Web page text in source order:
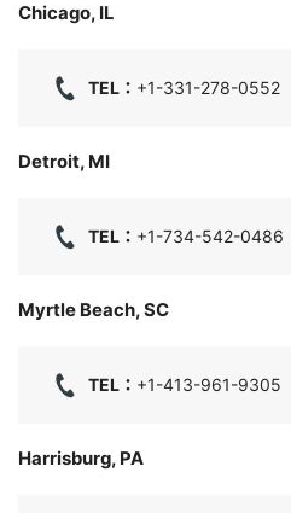
Chicago, IL
TEL： +1-331-278-0552
Detroit, MI
TEL： +1-734-542-0486
Myrtle Beach, SC
TEL： +1-413-961-9305
Harrisburg, PA